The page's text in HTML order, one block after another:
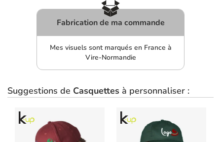
Fabrication de ma commande
Mes visuels sont marqués en France à
Vire-Normandie
Suggestions de Casquettes à personnaliser :